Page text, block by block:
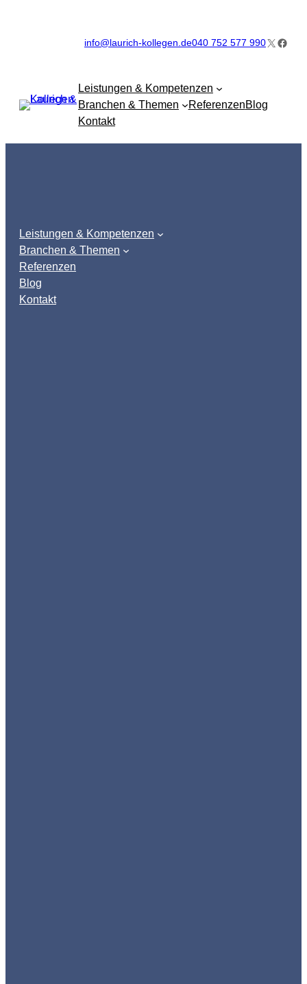
info@laurich-kollegen.de040 752 577 990X
Leistungen & Kompetenzen
Branchen & Themen
ReferenzenBlog
Kontakt
Leistungen & Kompetenzen
Branchen & Themen
Referenzen
Blog
Kontakt